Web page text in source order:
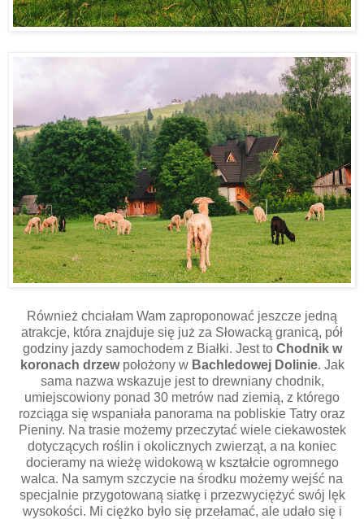
Również chciałam Wam zaproponować jeszcze jedną
atrakcje, która znajduje się już za Słowacką granicą, pół
godziny jazdy samochodem z Białki. Jest to Chodnik w
koronach drzew położony w Bachledowej Dolinie. Jak
sama nazwa wskazuje jest to drewniany chodnik,
umiejscowiony ponad 30 metrów nad ziemią, z którego
rozciąga się wspaniała panorama na pobliskie Tatry oraz
Pieniny. Na trasie możemy przeczytać wiele ciekawostek
dotyczących roślin i okolicznych zwierząt, a na koniec
docieramy na wieżę widokową w kształcie ogromnego
walca. Na samym szczycie na środku możemy wejść na
specjalnie przygotowaną siatkę i przezwyciężyć swój lęk
wysokości. Mi ciężko było się przełamać, ale udało się i